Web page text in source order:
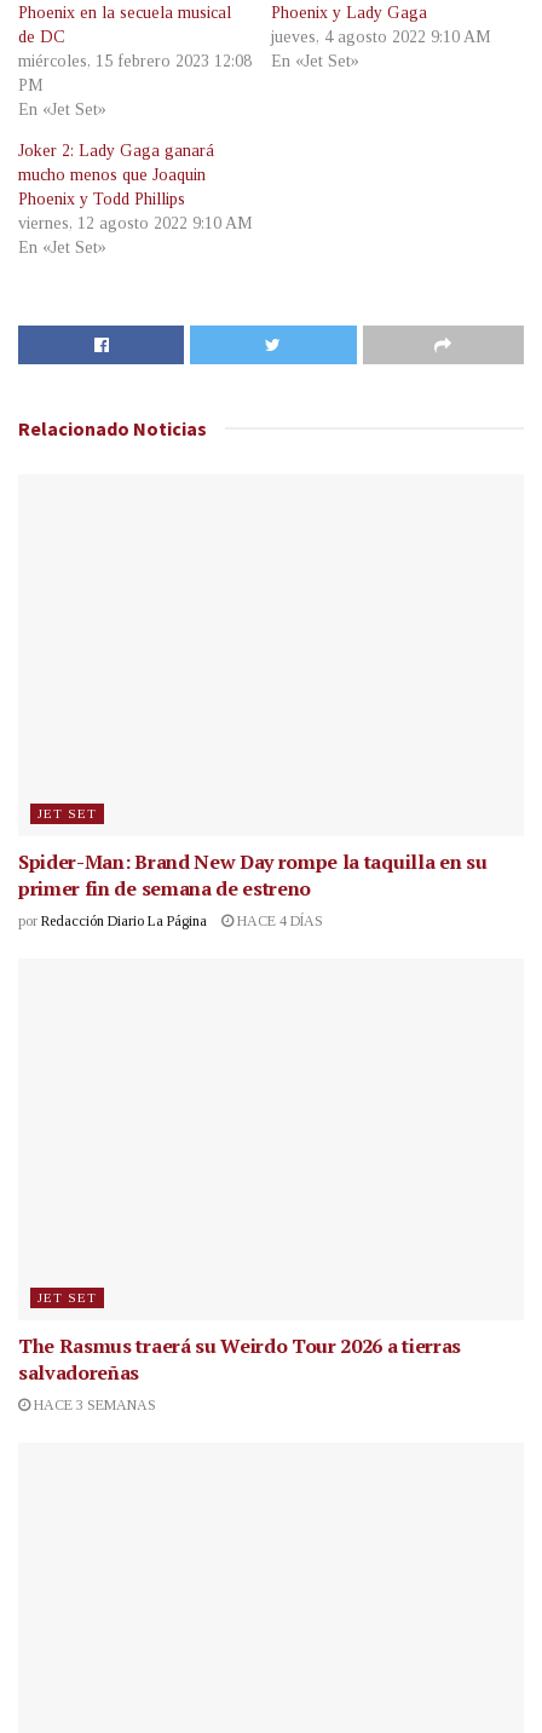
Phoenix en la secuela musical
de DC
miércoles, 15 febrero 2023 12:08
PM
En «Jet Set»
Phoenix y Lady Gaga
jueves, 4 agosto 2022 9:10 AM
En «Jet Set»
Joker 2: Lady Gaga ganará
mucho menos que Joaquin
Phoenix y Todd Phillips
viernes, 12 agosto 2022 9:10 AM
En «Jet Set»
Relacionado Noticias
JET SET
Spider-Man: Brand New Day rompe la taquilla en su
primer fin de semana de estreno
por Redacción Diario La Página HACE 4 DÍAS
JET SET
The Rasmus traerá su Weirdo Tour 2026 a tierras
salvadoreñas
HACE 3 SEMANAS